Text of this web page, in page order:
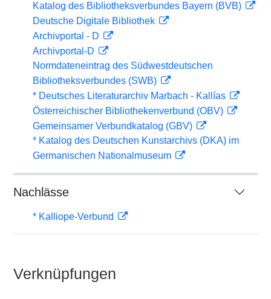
Katalog des Bibliotheksverbundes Bayern (BVB)
Deutsche Digitale Bibliothek
Archivportal - D
Archivportal-D
Normdateneintrag des Südwestdeutschen
Bibliotheksverbundes (SWB)
* Deutsches Literaturarchiv Marbach - Kallías
Österreichischer Bibliothekenverbund (OBV)
Gemeinsamer Verbundkatalog (GBV)
* Katalog des Deutschen Kunstarchivs (DKA) im
Germanischen Nationalmuseum
Nachlässe
* Kalliope-Verbund
Verknüpfungen